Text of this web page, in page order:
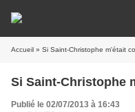
Accueil » Si Saint-Christophe m'était
Si Saint-Christophe
Publié le 02/07/2013 à 16:43